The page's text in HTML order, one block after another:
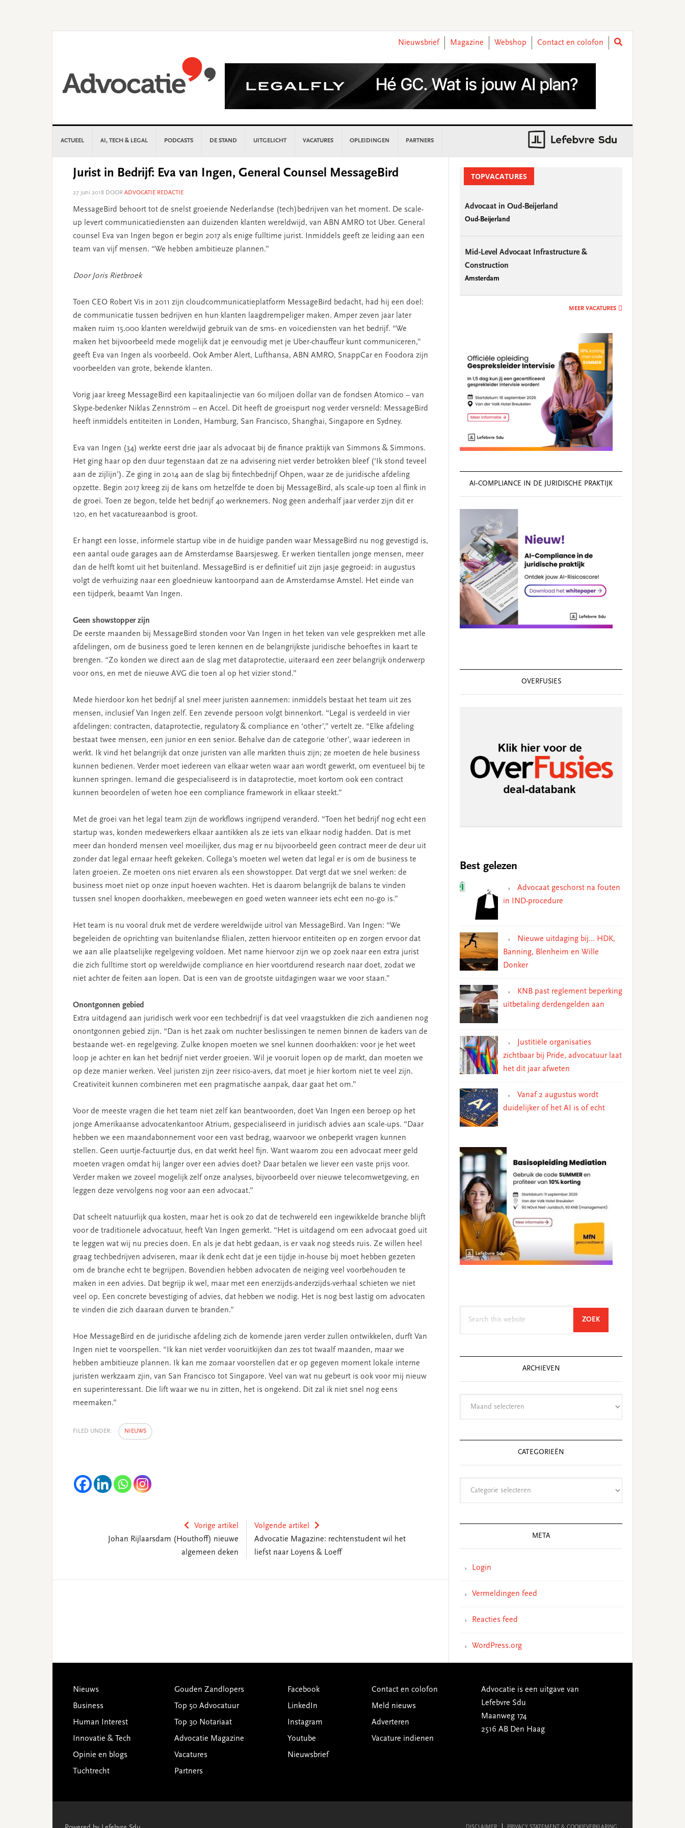
Nieuwsbrief
Magazine Webshop Contact en colofon
ACTUEEL AI, TECH & LEGAL PODCASTS DE STAND UITGELICHT VACATURES OPLEIDINGEN PARTNERS
Jurist in Bedrijf: Eva van Ingen, General Counsel MessageBird
27 juni 2018 DOOR ADVOCATIE REDACTIE
MessageBird behoort tot de snelst groeiende Nederlandse (tech)bedrijven van het moment. De scale-
up levert communicatiediensten aan duizenden klanten wereldwijd, van ABN AMRO tot Uber. General
counsel Eva van Ingen begon er begin 2017 als enige fulltime jurist. Inmiddels geeft ze leiding aan een
team van vijf mensen. “We hebben ambitieuze plannen.”
Door Joris Rietbroek
Toen CEO Robert Vis in 2011 zijn cloudcommunicatieplatform MessageBird bedacht, had hij een doel:
de communicatie tussen bedrijven en hun klanten laagdrempeliger maken. Amper zeven jaar later
maken ruim 15.000 klanten wereldwijd gebruik van de sms- en voicediensten van het bedrijf. “We
maken het bijvoorbeeld mede mogelijk dat je eenvoudig met je Uber-chauffeur kunt communiceren,”
geeft Eva van Ingen als voorbeeld. Ook Amber Alert, Lufthansa, ABN AMRO, SnappCar en Foodora zijn
voorbeelden van grote, bekende klanten.
Vorig jaar kreeg MessageBird een kapitaalinjectie van 60 miljoen dollar van de fondsen Atomico – van
Skype-bedenker Niklas Zennström – en Accel. Dit heeft de groeispurt nog verder versneld: MessageBird
heeft inmiddels entiteiten in Londen, Hamburg, San Francisco, Shanghai, Singapore en Sydney.
Eva van Ingen (34) werkte eerst drie jaar als advocaat bij de finance praktijk van Simmons & Simmons.
Het ging haar op den duur tegenstaan dat ze na advisering niet verder betrokken bleef (‘Ik stond teveel
aan de zijlijn’). Ze ging in 2014 aan de slag bij fintechbedrijf Ohpen, waar ze de juridische afdeling
opzette. Begin 2017 kreeg zij de kans om hetzelfde te doen bij MessageBird, als scale-up toen al flink in
de groei. Toen ze begon, telde het bedrijf 40 werknemers. Nog geen anderhalf jaar verder zijn dit er
120, en het vacatureaanbod is groot.
Er hangt een losse, informele startup vibe in de huidige panden waar MessageBird nu nog gevestigd is,
een aantal oude garages aan de Amsterdamse Baarsjesweg. Er werken tientallen jonge mensen, meer
dan de helft komt uit het buitenland. MessageBird is er definitief uit zijn jasje gegroeid: in augustus
volgt de verhuizing naar een gloednieuw kantoorpand aan de Amsterdamse Amstel. Het einde van
een tijdperk, beaamt Van Ingen.
Geen showstopper zijn
De eerste maanden bij MessageBird stonden voor Van Ingen in het teken van vele gesprekken met alle
afdelingen, om de business goed te leren kennen en de belangrijkste juridische behoeftes in kaart te
brengen. “Zo konden we direct aan de slag met dataprotectie, uiteraard een zeer belangrijk onderwerp
voor ons, en met de nieuwe AVG die toen al op het vizier stond.”
Mede hierdoor kon het bedrijf al snel meer juristen aannemen: inmiddels bestaat het team uit zes
mensen, inclusief Van Ingen zelf. Een zevende persoon volgt binnenkort. “Legal is verdeeld in vier
afdelingen: contracten, dataprotectie, regulatory & compliance en ‘other’,” vertelt ze. “Elke afdeling
bestaat twee mensen, een junior en een senior. Behalve dan de categorie ‘other’, waar iedereen in
werkt. Ik vind het belangrijk dat onze juristen van alle markten thuis zijn; ze moeten de hele business
kunnen bedienen. Verder moet iedereen van elkaar weten waar aan wordt gewerkt, om eventueel bij te
kunnen springen. Iemand die gespecialiseerd is in dataprotectie, moet kortom ook een contract
kunnen beoordelen of weten hoe een compliance framework in elkaar steekt.”
Met de groei van het legal team zijn de workflows ingrijpend veranderd. “Toen het bedrijf nog echt een
startup was, konden medewerkers elkaar aantikken als ze iets van elkaar nodig hadden. Dat is met
meer dan honderd mensen veel moeilijker, dus mag er nu bijvoorbeeld geen contract meer de deur uit
zonder dat legal ernaar heeft gekeken. Collega’s moeten wel weten dat legal er is om de business te
laten groeien. Ze moeten ons niet ervaren als een showstopper. Dat vergt dat we snel werken: de
business moet niet op onze input hoeven wachten. Het is daarom belangrijk de balans te vinden
tussen snel knopen doorhakken, meebewegen en goed weten wanneer iets echt een no-go is.”
Het team is nu vooral druk met de verdere wereldwijde uitrol van MessageBird. Van Ingen: “We
begeleiden de oprichting van buitenlandse filialen, zetten hiervoor entiteiten op en zorgen ervoor dat
we aan alle plaatselijke regelgeving voldoen. Met name hiervoor zijn we op zoek naar een extra jurist
die zich fulltime stort op wereldwijde compliance en hier voortdurend research naar doet, zodat we
niet achter de feiten aan lopen. Dat is een van de grootste uitdagingen waar we voor staan.”
Onontgonnen gebied
Extra uitdagend aan juridisch werk voor een techbedrijf is dat veel vraagstukken die zich aandienen nog
onontgonnen gebied zijn. “Dan is het zaak om nuchter beslissingen te nemen binnen de kaders van de
bestaande wet- en regelgeving. Zulke knopen moeten we snel kunnen doorhakken: voor je het weet
loop je achter en kan het bedrijf niet verder groeien. Wil je vooruit lopen op de markt, dan moeten we
op deze manier werken. Veel juristen zijn zeer risico-avers, dat moet je hier kortom niet te veel zijn.
Creativiteit kunnen combineren met een pragmatische aanpak, daar gaat het om.”
Voor de meeste vragen die het team niet zelf kan beantwoorden, doet Van Ingen een beroep op het
jonge Amerikaanse advocatenkantoor Atrium, gespecialiseerd in juridisch advies aan scale-ups. “Daar
hebben we een maandabonnement voor een vast bedrag, waarvoor we onbeperkt vragen kunnen
stellen. Geen uurtje-factuurtje dus, en dat werkt heel fijn. Want waarom zou een advocaat meer geld
moeten vragen omdat hij langer over een advies doet? Daar betalen we liever een vaste prijs voor.
Verder maken we zoveel mogelijk zelf onze analyses, bijvoorbeeld over nieuwe telecomwetgeving, en
leggen deze vervolgens nog voor aan een advocaat.”
Dat scheelt natuurlijk qua kosten, maar het is ook zo dat de techwereld een ingewikkelde branche blijft
voor de traditionele advocatuur, heeft Van Ingen gemerkt. “Het is uitdagend om een advocaat goed uit
te leggen wat wij nu precies doen. En als je dat hebt gedaan, is er vaak nog steeds ruis. Ze willen heel
graag techbedrijven adviseren, maar ik denk echt dat je een tijdje in-house bij moet hebben gezeten
om de branche echt te begrijpen. Bovendien hebben advocaten de neiging veel voorbehouden te
maken in een advies. Dat begrijp ik wel, maar met een enerzijds-anderzijds-verhaal schieten we niet
veel op. Een concrete bevestiging of advies, dat hebben we nodig. Het is nog best lastig om advocaten
te vinden die zich daaraan durven te branden.”
Hoe MessageBird en de juridische afdeling zich de komende jaren verder zullen ontwikkelen, durft Van
Ingen niet te voorspellen. “Ik kan niet verder vooruitkijken dan zes tot twaalf maanden, maar we
hebben ambitieuze plannen. Ik kan me zomaar voorstellen dat er op gegeven moment lokale interne
juristen werkzaam zjin, van San Francisco tot Singapore. Veel van wat nu gebeurt is ook voor mij nieuw
en superinteressant. Die lift waar we nu in zitten, het is ongekend. Dit zal ik niet snel nog eens
meemaken.”
FILED UNDER: NIEUWS
Vorige artikel
Johan Rijlaarsdam (Houthoff) nieuwe
algemeen deken
Volgende artikel
Advocatie Magazine: rechtenstudent wil het
liefst naar Loyens & Loeff
SidebarTOPVACATURES
Advocaat in Oud-Beijerland
Oud-Beijerland
Mid-Level Advocaat Infrastructure &
Construction
Amsterdam
MEER VACATURES
AI‑COMPLIANCE IN DE JURIDISCHE PRAKTIJK
OVERFUSIES
Best gelezen
Advocaat geschorst na fouten
in IND-procedure
Nieuwe uitdaging bij… HDK,
Banning, Blenheim en Wille
Donker
KNB past reglement beperking
uitbetaling derdengelden aan
Justitiële organisaties
zichtbaar bij Pride, advocatuur laat
het dit jaar afweten
Vanaf 2 augustus wordt
duidelijker of het AI is of echt
ZOEKSEARCH
ARCHIEVEN
CATEGORIEËN
META
Login
Vermeldingen feed
Reacties feed
WordPress.org
Footer
Nieuws
Business
Human Interest
Innovatie & Tech
Opinie en blogs
Tuchtrecht
Gouden Zandlopers
Top 50 Advocatuur
Top 30 Notariaat
Advocatie Magazine
Vacatures
Partners
Facebook
LinkedIn
Instagram
Youtube
Nieuwsbrief
Contact en colofon
Meld nieuws
Adverteren
Vacature indienen
Advocatie is een uitgave van
Lefebvre Sdu
Maanweg 174
2516 AB Den Haag